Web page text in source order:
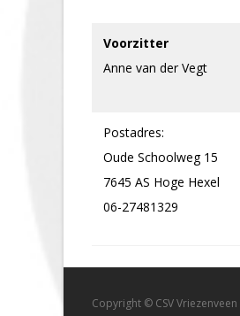
Voorzitter
Anne van der Vegt
Postadres:
Oude Schoolweg 15
7645 AS Hoge Hexel
06-27481329
Copyright © CSV Vriezenveen